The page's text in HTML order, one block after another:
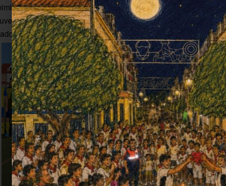
de cierre para el estadio. Asimismo, los altercados
sí han tenido como consecuencia un partido de sanción
a las cinco como local en El Villar, y 150 euros de sanción